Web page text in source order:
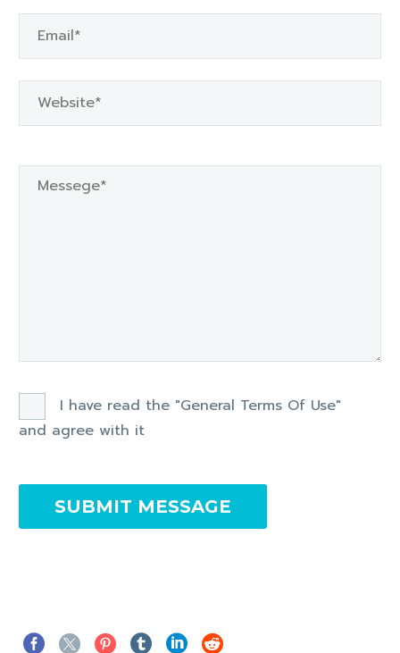
I have read the "General Terms Of Use"
and agree with it